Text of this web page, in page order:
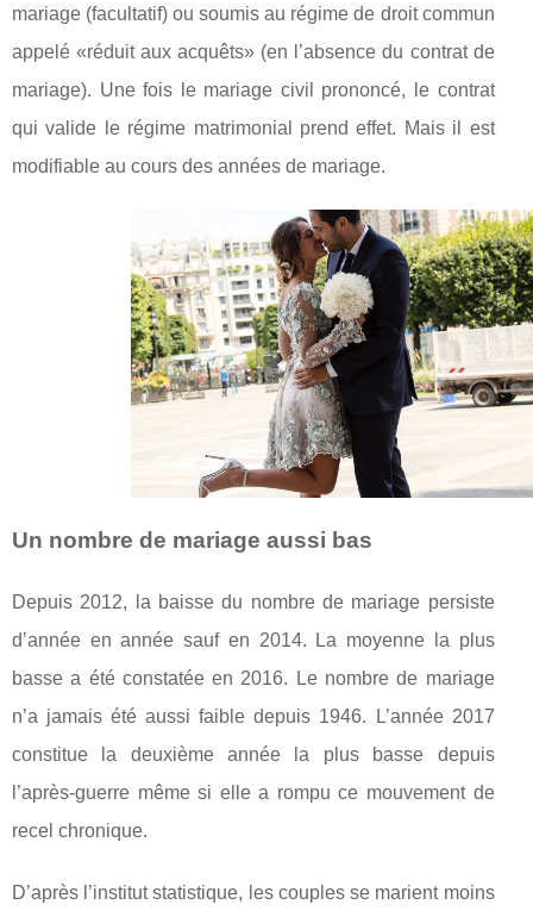
mariage (facultatif) ou soumis au régime de droit commun
appelé «réduit aux acquêts» (en l’absence du contrat de
mariage). Une fois le mariage civil prononcé, le contrat
qui valide le régime matrimonial prend effet. Mais il est
modifiable au cours des années de mariage.
Un nombre de mariage aussi bas
Depuis 2012, la baisse du nombre de mariage persiste
d’année en année sauf en 2014. La moyenne la plus
basse a été constatée en 2016. Le nombre de mariage
n’a jamais été aussi faible depuis 1946. L’année 2017
constitue la deuxième année la plus basse depuis
l’après-guerre même si elle a rompu ce mouvement de
recel chronique.
D’après l’institut statistique, les couples se marient moins